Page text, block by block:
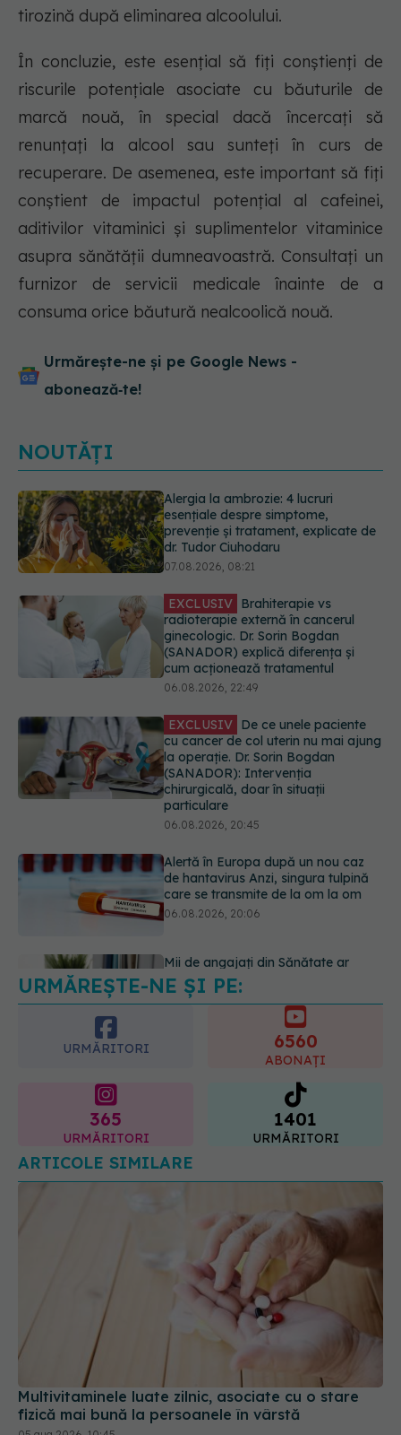
tirozină după eliminarea alcoolului.
În concluzie, este esențial să fiți conștienți de
riscurile potențiale asociate cu băuturile de
marcă nouă, în special dacă încercați să
renunțați la alcool sau sunteți în curs de
recuperare. De asemenea, este important să fiți
conștient de impactul potențial al cafeinei,
aditivilor vitaminici și suplimentelor vitaminice
asupra sănătății dumneavoastră. Consultați un
furnizor de servicii medicale înainte de a
consuma orice băutură nealcoolică nouă.
Urmărește-ne și pe Google News -
abonează‑te!
NOUTĂȚI
EXCLUSIV Brahiterapie vs
radioterapie externă în cancerul
ginecologic. Dr. Sorin Bogdan
(SANADOR) explică diferența și
06.08.2026, 22:49
EXCLUSIV De ce unele paciente
cu cancer de col uterin nu mai ajung
la operație. Dr. Sorin Bogdan
(SANADOR): Intervenția
particulare
06.08.2026, 20:45
Alertă în Europa după un nou caz
de hantavirus Anzi, singura tulpină
care se transmite de la om la om
06.08.2026, 20:06
Mii de angajați din Sănătate ar
putea primi salarii mai mari.
Sindicatele cer schimbarea legii
Alergia la ambrozie: 4 lucruri
esențiale despre simptome,
prevenție și tratament, explicate de
URMĂREȘTE-NE ȘI PE:
URMĂRITORI 6560
ABONAȚI
365
URMĂRITORI
1401
URMĂRITORI
ARTICOLE SIMILARE
Multivitaminele luate zilnic, asociate cu o stare
fizică mai bună la persoanele în vârstă
05 aug 2026, 10:45